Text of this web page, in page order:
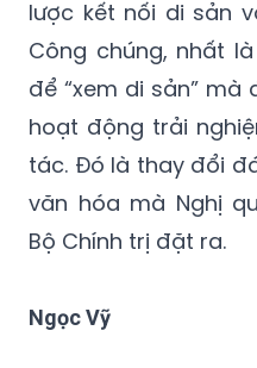
lược kết nối di sản
Công chúng, nhất
để “xem di sản”
hoạt động trải
tác. Đó là thay đổi
văn hóa mà Nghị
Bộ Chính trị đặt ra.
Ngọc Vỹ